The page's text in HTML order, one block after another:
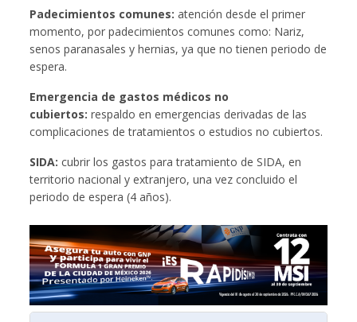
Padecimientos comunes: atención desde el primer
momento, por padecimientos comunes como: Nariz,
senos paranasales y hernias, ya que no tienen periodo de
espera.
Emergencia de gastos médicos no
cubiertos: respaldo en emergencias derivadas de las
complicaciones de tratamientos o estudios no cubiertos.
SIDA: cubrir los gastos para tratamiento de SIDA, en
territorio nacional y extranjero, una vez concluido el
periodo de espera (4 años).